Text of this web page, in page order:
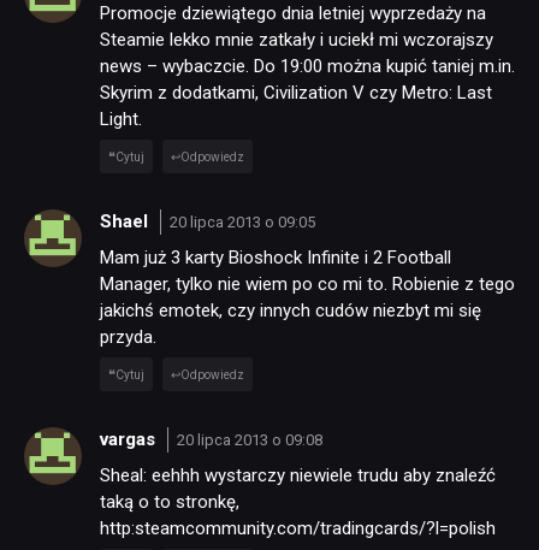
Promocje dziewiątego dnia letniej wyprzedaży na
Steamie lekko mnie zatkały i uciekł mi wczorajszy
news – wybaczcie. Do 19:00 można kupić taniej m.in.
Skyrim z dodatkami, Civilization V czy Metro: Last
Light.
Cytuj Odpowiedz
Shael 20 lipca 2013 o 09:05
Mam już 3 karty Bioshock Infinite i 2 Football
Manager, tylko nie wiem po co mi to. Robienie z tego
jakichś emotek, czy innych cudów niezbyt mi się
przyda.
Cytuj Odpowiedz
vargas 20 lipca 2013 o 09:08
Sheal: eehhh wystarczy niewiele trudu aby znaleźć
taką o to stronkę,
http:steamcommunity.com/tradingcards/?l=polish